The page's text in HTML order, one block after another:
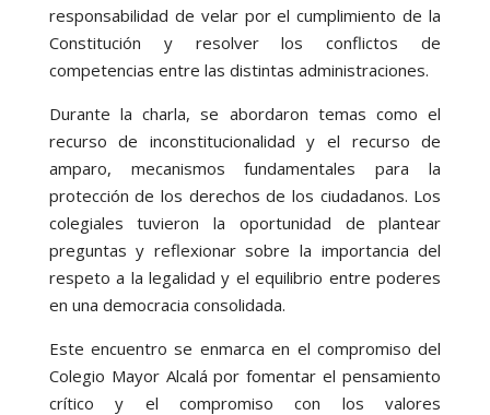
responsabilidad de velar por el cumplimiento de la
Constitución y resolver los conflictos de
competencias entre las distintas administraciones.
Durante la charla, se abordaron temas como el
recurso de inconstitucionalidad y el recurso de
amparo, mecanismos fundamentales para la
protección de los derechos de los ciudadanos. Los
colegiales tuvieron la oportunidad de plantear
preguntas y reflexionar sobre la importancia del
respeto a la legalidad y el equilibrio entre poderes
en una democracia consolidada.
Este encuentro se enmarca en el compromiso del
Colegio Mayor Alcalá por fomentar el pensamiento
crítico y el compromiso con los valores